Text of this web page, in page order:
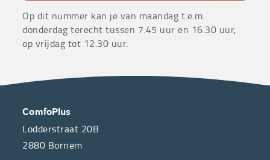
Op dit nummer kan je van maandag t.e.m.
donderdag terecht tussen 7.45 uur en 16.30 uur,
op vrijdag tot 12.30 uur.
OVER
ONS
CONTACT
ComfoPlus
Lodderstraat 20B
2880 Bornem